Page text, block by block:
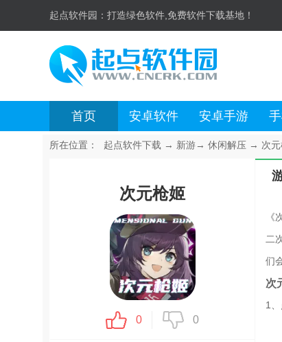
起点软件园： 打造绿色软件,免费软件下载基地！
首页 安卓软件 安卓手游
所在位置： 起点软件下载 → 新游→ 休闲解压 → 次
次元枪姬
0 0
二
们
次
1